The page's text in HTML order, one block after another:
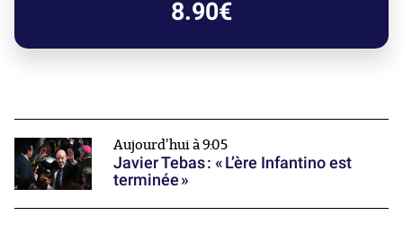
8.90€
Aujourd'hui à 9:05
Javier Tebas : « L’ère Infantino est
terminée »